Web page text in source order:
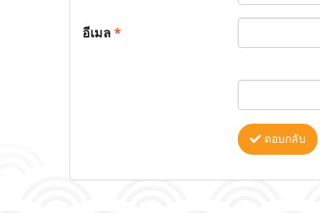
อีเมล*
ตอบกลับ